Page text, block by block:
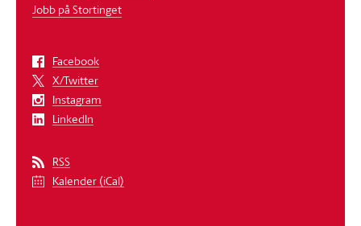
Jobb på Stortinget
Facebook
X/Twitter
Instagram
LinkedIn
RSS
Kalender (iCal)